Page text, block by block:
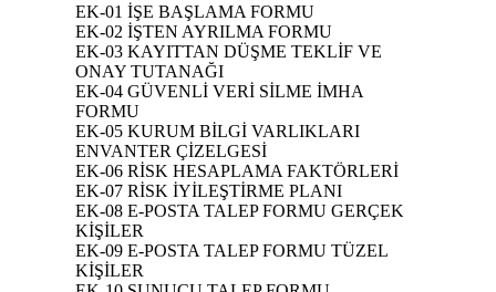
EK-01 İŞE BAŞLAMA FORMU
EK-02 İŞTEN AYRILMA FORMU
EK-03 KAYITTAN DÜŞME TEKLİF VE
ONAY TUTANAĞI
EK-04 GÜVENLİ VERİ SİLME İMHA
FORMU
EK-05 KURUM BİLGİ VARLIKLARI
ENVANTER ÇİZELGESİ
EK-06 RİSK HESAPLAMA FAKTÖRLERİ
EK-07 RİSK İYİLEŞTİRME PLANI
EK-08 E-POSTA TALEP FORMU GERÇEK
KİŞİLER
EK-09 E-POSTA TALEP FORMU TÜZEL
KİŞİLER